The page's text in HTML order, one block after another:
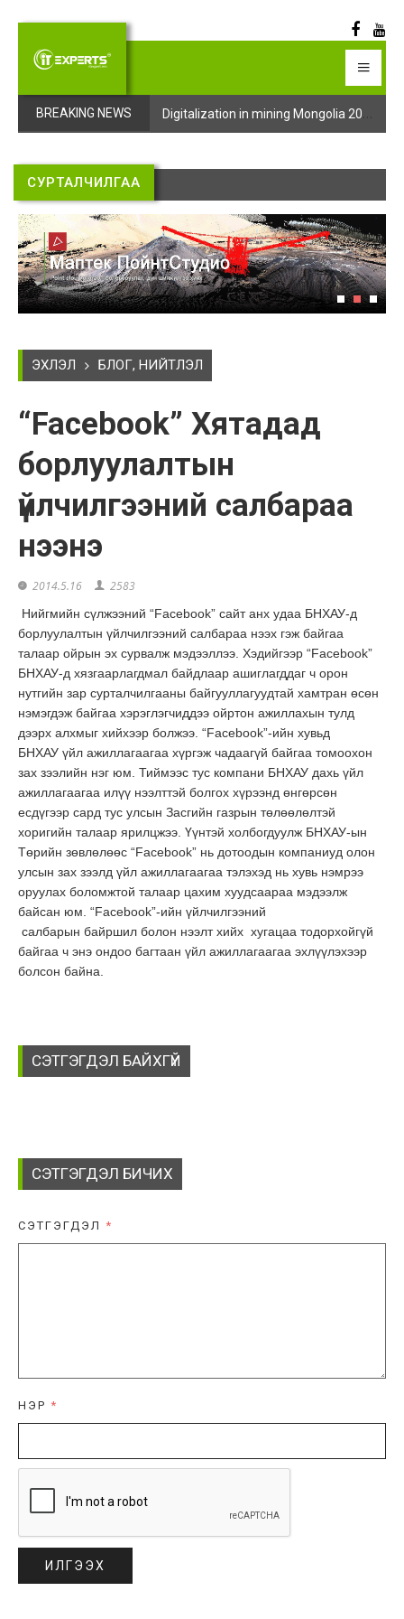
BREAKING NEWS
Digitalization in mining Mongolia 2025 арга хэмжээний бүртгэл эхэллээ Digitalization in mining Mongolia 2025 арга хэмжээний бүртгэл эхэллээ
СУРТАЛЧИЛГАА
ЭХЛЭЛ БЛОГ, НИЙТЛЭЛ
“Facebook” Хятадад
борлуулалтын
үйлчилгээний салбараа
нээнэ
2014.5.16 2583
Нийгмийн сүлжээний “Facebook” сайт анх удаа БНХАУ-д
борлуулалтын үйлчилгээний салбараа нээх гэж байгаа
талаар ойрын эх сурвалж мэдээллээ. Хэдийгээр “Facebook”
БНХАУ-д хязгаарлагдмал байдлаар ашиглагддаг ч орон
нутгийн зар сурталчилгааны байгууллагуудтай хамтран өсөн
нэмэгдэж байгаа хэрэглэгчиддээ ойртон ажиллахын тулд
дээрх алхмыг хийхээр болжээ. “Facebook”-ийн хувьд
БНХАУ үйл ажиллагаагаа хүргэж чадаагүй байгаа томоохон
зах зээлийн нэг юм. Тиймээс тус компани БНХАУ дахь үйл
ажиллагаагаа илүү нээлттэй болгох хүрээнд өнгөрсөн
есдүгээр сард тус улсын Засгийн газрын төлөөлөлтэй
хоригийн талаар ярилцжээ. Үүнтэй холбогдуулж БНХАУ-ын
Төрийн зөвлөлөөс “Facebook” нь дотоодын компаниуд олон
улсын зах зээлд үйл ажиллагаагаа тэлэхэд нь хувь нэмрээ
оруулах боломжтой талаар цахим хуудсаараа мэдээлж
байсан юм. “Facebook”-ийн үйлчилгээний
салбарын байршил болон нээлт хийх хугацаа тодорхойгүй
байгаа ч энэ ондоо багтаан үйл ажиллагаагаа эхлүүлэхээр
болсон байна.
СЭТГЭГДЭЛ БАЙХГҮЙ
СЭТГЭГДЭЛ БИЧИХ
СЭТГЭГДЭЛ *
НЭР *